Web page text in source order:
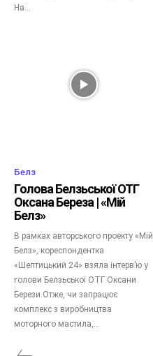
На...
Белз
Голова Белзьської ОТГ
Оксана Береза | «Мій
Белз»
В рамках авторського проекту «Мій
Белз», кореспондентка
«Шептицький 24» взяла інтерв’ю у
голови Белзьської ОТГ Оксани
Берези.Отже, чи запрацює
комплекс з виробництва
моторного мастила,...